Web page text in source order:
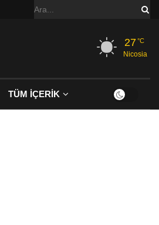
27°C
Nicosia
TÜM İÇERİK